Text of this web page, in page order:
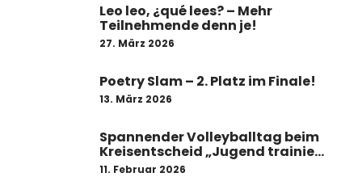
Leo leo, ¿qué lees? – Mehr
Teilnehmende denn je!
27. März 2026
Poetry Slam – 2. Platz im Finale!
13. März 2026
Spannender Volleyballtag beim
Kreisentscheid „Jugend trainiert
für Olympia“
11. Februar 2026